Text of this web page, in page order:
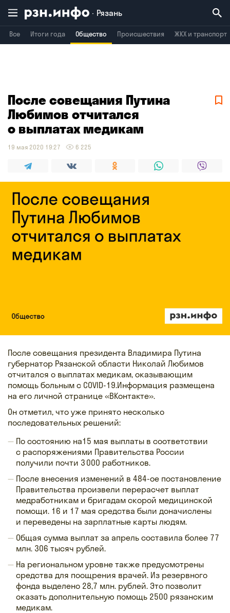
Рязань
Все Итоги года Общество Происшествия ЖКХ и транспорт
Воронеж Брянск
После совещания Путина
Любимов отчитался
о выплатах медикам
19 мая 2020 19:27 6 225
После совещания президента Владимира Путина
губернатор Рязанской области Николай Любимов
отчитался о выплатах медикам, оказывающим
помощь больным с COVID-19.Информация размещена
на его личной странице «ВКонтакте».
Он отметил, что уже принято несколько
последовательных решений:
По состоянию на15 мая выплаты в соответствии
с распоряжениями Правительства России
получили почти 3 000 работников.
После внесения изменений в 484-ое постановление
Правительства произвели перерасчет выплат
медработникам и бригадам скорой медицинской
помощи. 16 и 17 мая средства были доначислены
и переведены на зарплатные карты людям.
Общая сумма выплат за апрель составила более 77
млн. 306 тысяч рублей.
На региональном уровне также предусмотрены
средства для поощрения врачей. Из резервного
фонда выделено 28,7 млн. рублей. Это позволит
оказать дополнительную помощь 2500 рязанским
медикам.